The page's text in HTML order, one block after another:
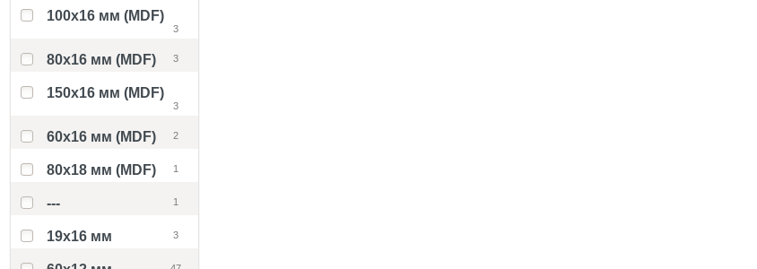
100x16 мм (MDF)
3
80x16 мм (MDF) 3
150x16 мм (MDF)
3
60x16 мм (MDF) 2
80x18 мм (MDF) 1
--- 1
19х16 мм 3